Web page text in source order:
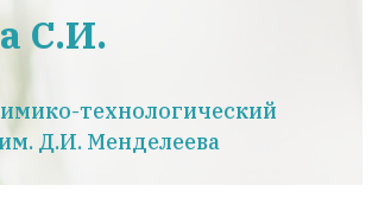
С.И.
технологический
Д.И. Менделеева